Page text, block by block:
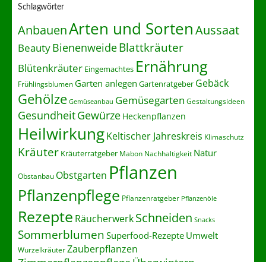
Schlagwörter
AnbauenArten und SortenAussaat
BeautyBienenweideBlattkräuter
Blütenkräuter Eingemachtes Ernährung
Frühlingsblumen Garten anlegen Gartenratgeber Gebäck
Gehölze Gemüseanbau Gemüsegarten Gestaltungsideen
GesundheitGewürze Heckenpflanzen
HeilwirkungKeltischer Jahreskreis Klimaschutz
Kräuter Kräuterratgeber Mabon Nachhaltigkeit Natur
Obstanbau Obstgarten Pflanzen
Pflanzenpflege Pflanzenratgeber Pflanzenöle
Rezepte RäucherwerkSchneiden Snacks
Sommerblumen Superfood-Rezepte Umwelt
WurzelkräuterZauberpflanzen